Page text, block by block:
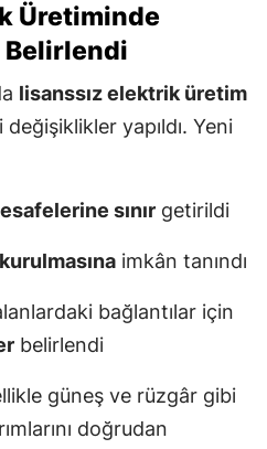
Üretiminde
Belirlendi
lisanssız elektrik üretim
yapıldı. Yeni
sınır getirildi
imkân tanındı
bağlantılar için
belirlendi
güneş ve rüzgâr gibi
doğrudan